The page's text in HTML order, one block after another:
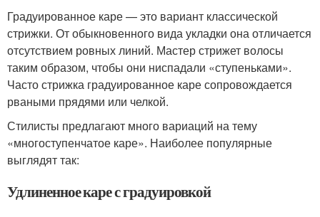
Градуированное каре — это вариант классической
стрижки. От обыкновенного вида укладки она отличается
отсутствием ровных линий. Мастер стрижет волосы
таким образом, чтобы они ниспадали «ступеньками».
Часто стрижка градуированное каре сопровождается
рваными прядями или челкой.
Стилисты предлагают много вариаций на тему
«многоступенчатое каре». Наиболее популярные
выглядят так:
Удлиненное каре с градуировкой